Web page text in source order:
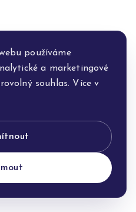
používáme
a marketingové
souhlas. Více v